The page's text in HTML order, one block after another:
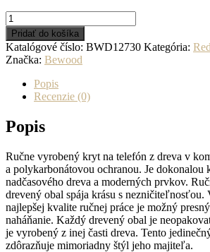
množstvo
Drevený
kryt
na
mobil
Redmi
Note
Pro
5G
Pridať do košíka
Katalógové číslo: BWD12730 Kategória:
Značka: Bewood
Popis
Recenzie (0)
Popis
Ručne vyrobený kryt na telefón z dreva v
a polykarbonátovou ochranou. Je dokonalou
nadčasového dreva a moderných prvkov.
drevený obal spája krásu s nezničiteľnosťou.
najlepšej kvalite ručnej práce je možný
naháňanie. Každý drevený obal je
je vyrobený z inej časti dreva. Tento
zdôrazňuje mimoriadny štýl jeho majiteľa.